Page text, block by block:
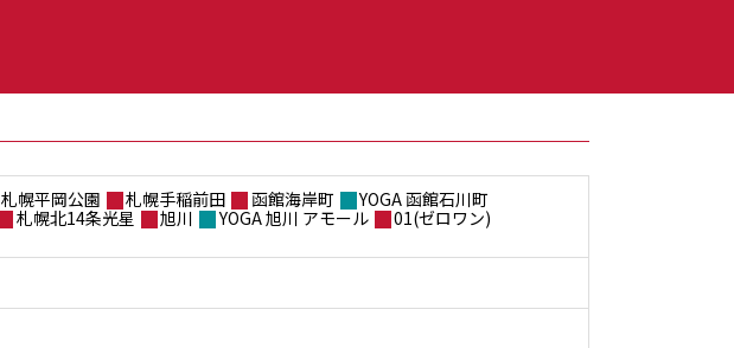
札幌平岡公園 札幌手稲前田 函館海岸町
YOGA 函館石川町
札幌北14条光星 旭川 YOGA 旭川 アモール
01(ゼロワン)